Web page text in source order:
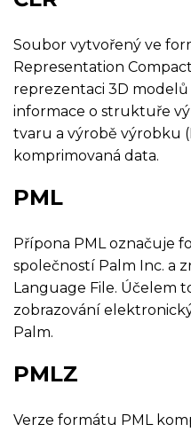
Soubor vytvořený ve
Representation
reprezentaci 3D modelů
informace o struktuře
tvaru a výrobě výrobku
komprimovaná data.
PML
Přípona PML označuje
společností Palm Inc. a
Language File. Účelem
zobrazování
Palm.
PMLZ
Verze formátu PML